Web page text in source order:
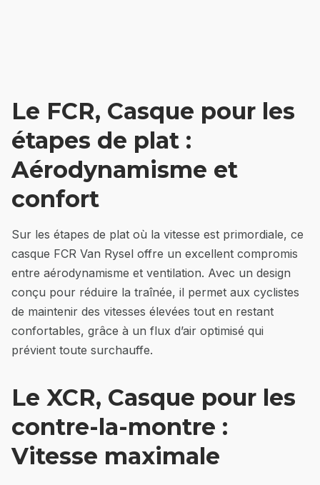
Le FCR, Casque pour les
étapes de plat :
Aérodynamisme et
confort
Sur les étapes de plat où la vitesse est primordiale, ce
casque FCR Van Rysel offre un excellent compromis
entre aérodynamisme et ventilation. Avec un design
conçu pour réduire la traînée, il permet aux cyclistes
de maintenir des vitesses élevées tout en restant
confortables, grâce à un flux d’air optimisé qui
prévient toute surchauffe.
Le XCR, Casque pour les
contre-la-montre :
Vitesse maximale